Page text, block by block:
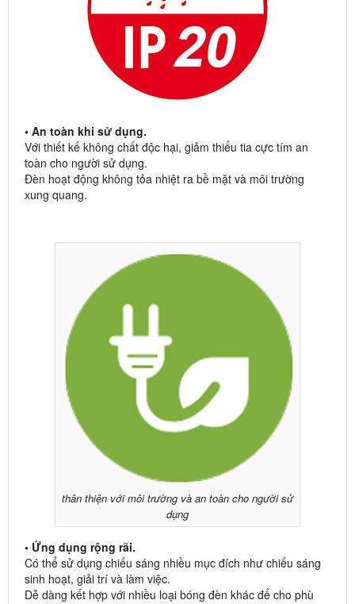
• An toàn khi sử dụng.
Với thiết kế không chất độc hại, giảm thiểu tia cực tím an
toàn cho người sử dụng.
Đèn hoạt động không tỏa nhiệt ra bề mặt và môi trường
xung quang.
thân thiện với môi trường và an toàn cho người sử
dụng
• Ứng dụng rộng rãi.
Có thể sử dụng chiếu sáng nhiều mục đích như chiếu sáng
sinh hoạt, giải trí và làm việc.
Dễ dàng kết hợp với nhiều loại bóng đèn khác để cho phù